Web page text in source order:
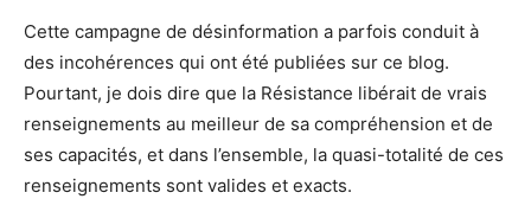
Cette campagne de désinformation a parfois conduit à
des incohérences qui ont été publiées sur ce blog.
Pourtant, je dois dire que la Résistance libérait de vrais
renseignements au meilleur de sa compréhension et de
ses capacités, et dans l’ensemble, la quasi-totalité de ces
renseignements sont valides et exacts.